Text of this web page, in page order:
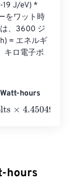
19 J/eV) *
をワット時
、3600 ジ
= エネルギ
キロ電子ボ
hours
hours